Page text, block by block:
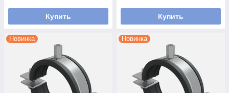
Купить Купить
Новинка Новинка